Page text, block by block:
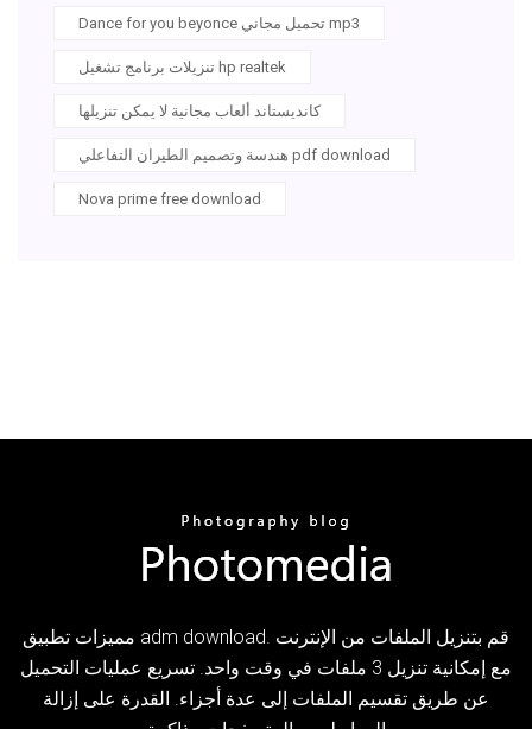
Dance for you beyonce تحميل مجاني mp3
تنزيلات برنامج تشغيل hp realtek
كانديستاند ألعاب مجانية لا يمكن تنزيلها
هندسة وتصميم الطيران التفاعلي pdf download
Nova prime free download
مميزات تطبيق adm download. قم بتنزيل الملفات من الإنترنت
مع إمكانية تنزيل 3 ملفات في وقت واحد. تسريع عمليات التحميل
عن طريق تقسيم الملفات إلى عدة أجزاء. القدرة على إزالة